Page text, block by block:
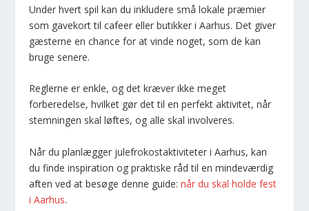
Under hvert spil kan du inkludere små lokale præmier
som gavekort til cafeer eller butikker i Aarhus. Det giver
gæsterne en chance for at vinde noget, som de kan
bruge senere.
Reglerne er enkle, og det kræver ikke meget
forberedelse, hvilket gør det til en perfekt aktivitet, når
stemningen skal løftes, og alle skal involveres.
Når du planlægger julefrokostaktiviteter i Aarhus, kan
du finde inspiration og praktiske råd til en mindeværdig
aften ved at besøge denne guide:når du skal holde fest
i Aarhus.